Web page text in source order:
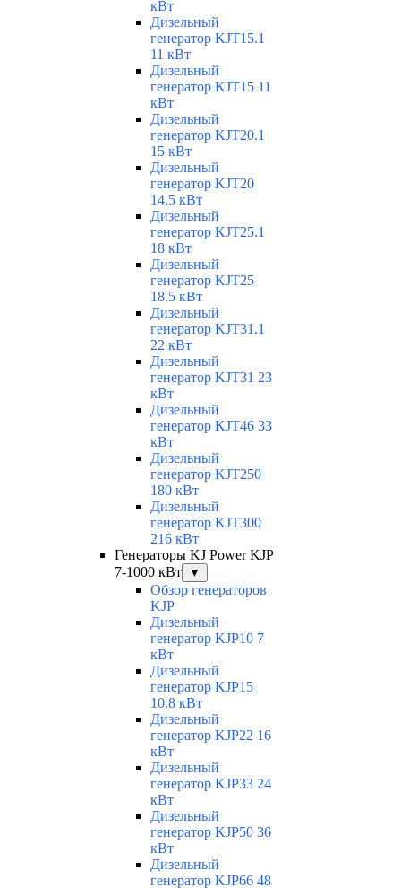
кВт
Дизельный
генератор KJT15.1
11 кВт
Дизельный
генератор KJT15 11
кВт
Дизельный
генератор KJT20.1
15 кВт
Дизельный
генератор KJT20
14.5 кВт
Дизельный
генератор KJT25.1
18 кВт
Дизельный
генератор KJT25
18.5 кВт
Дизельный
генератор KJT31.1
22 кВт
Дизельный
генератор KJT31 23
кВт
Дизельный
генератор KJT46 33
кВт
Дизельный
генератор KJT250
180 кВт
Дизельный
генератор KJT300
216 кВт
Генераторы KJ Power KJP
7-1000 кВт
▼
Обзор генераторов
KJP
Дизельный
генератор KJP10 7
кВт
Дизельный
генератор KJP15
10.8 кВт
Дизельный
генератор KJP22 16
кВт
Дизельный
генератор KJP33 24
кВт
Дизельный
генератор KJP50 36
кВт
Дизельный
генератор KJP66 48